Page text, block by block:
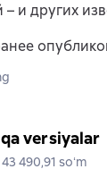
и других
versiyalar
490,91 soʻm